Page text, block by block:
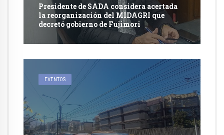
Presidente de SADA considera acertada
la reorganización del MIDAGRI que
decretó gobierno de Fujimori
EVENTOS